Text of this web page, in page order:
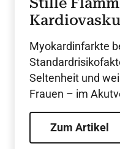
durch
fehlender
Myokardinfarkte
Seltenheit und
Frauen – im
Mortalität auf. Die
Fachpublikation
beschreibt
Zum Artikel